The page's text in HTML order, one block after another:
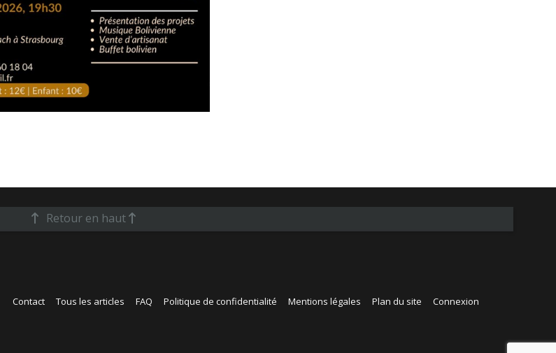
Retour en haut
Contact Tous les articles FAQ Politique de confidentialité Mentions légales Plan du site Connexion